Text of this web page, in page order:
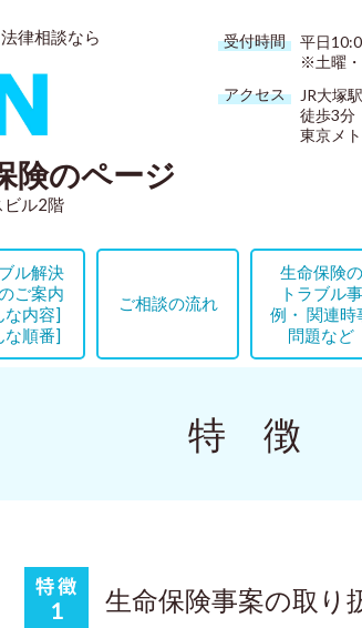
律相談なら
険のページ
ル2階
受付時間
平日
※土曜
アクセス
JR大塚
徒歩3分
東京メ
ル解決
ご案内
な内容]
な順番]
ご相談の流れ
生命保険の
トラブル事
例・ 関連時
問題など
特 徴
生命保険事案の取り